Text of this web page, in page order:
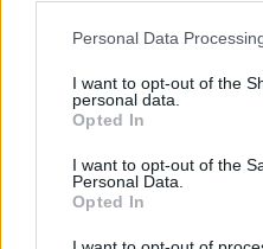
Personal Data
I want to opt-out of the
personal data.
Opted In
I want to opt-out of the
Personal Data.
Opted In
nel frattempo,
precedenti
per garantire il